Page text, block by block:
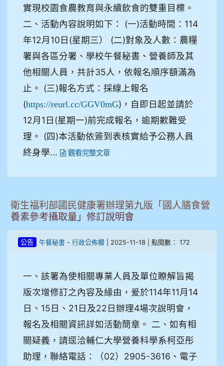
實現校園食農教育與永續飲食的雙重目標。
二、活動內容說明如下： (一)活動時間：114
年12月10日(星期三） (二)對象及人數：農糧
署與各區分署、學校午餐秘書、營養師及其
他相關人員，共計35人，依報名順序額滿為
止。 (三)報名方式：採線上報名
(https://reurl.cc/GGV0mG)，自即日起並請於
12月1日(星期一)前完成報名，逾期歉難受
理。 (四)本活動依簽到表核實給予公務人員
終身學...
觀看完整文章
衛生福利部國民健康署辦理第九版「國人膳食營
養素參考攝取量」修訂說明會
公告 午餐秘書 - 行政公佈欄 | 2025-11-18 | 點閱數： 172
一、該署為使相關專業人員及單位瞭解旨揭
版次增修訂之內容及緣由，爰於114年11月14
日、15日、21日及22日辦理4場次說明會，
報名及相關資訊詳如活動簡章。 二、如有相
關疑義，請逕洽輔仁大學營養科學系柯亞彤
助理，聯絡電話：（02）2905-3616、電子